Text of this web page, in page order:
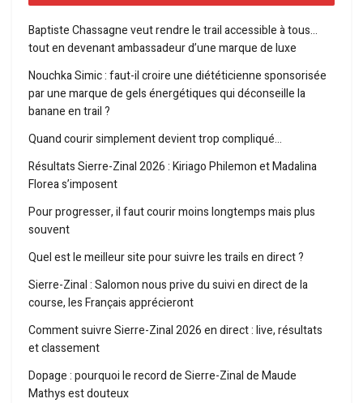
Baptiste Chassagne veut rendre le trail accessible à tous…
tout en devenant ambassadeur d’une marque de luxe
Nouchka Simic : faut-il croire une diététicienne sponsorisée
par une marque de gels énergétiques qui déconseille la
banane en trail ?
Quand courir simplement devient trop compliqué…
Résultats Sierre-Zinal 2026 : Kiriago Philemon et Madalina
Florea s’imposent
Pour progresser, il faut courir moins longtemps mais plus
souvent
Quel est le meilleur site pour suivre les trails en direct ?
Sierre-Zinal : Salomon nous prive du suivi en direct de la
course, les Français apprécieront
Comment suivre Sierre-Zinal 2026 en direct : live, résultats
et classement
Dopage : pourquoi le record de Sierre-Zinal de Maude
Mathys est douteux